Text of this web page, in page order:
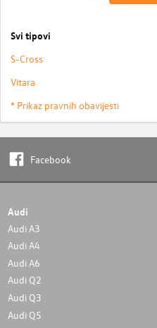
Svi tipovi
S-Cross
Vitara
* Prikaz pravnih obavijesti
Facebook
Audi
Audi A3
Audi A4
Audi A6
Audi Q2
Audi Q3
Audi Q5